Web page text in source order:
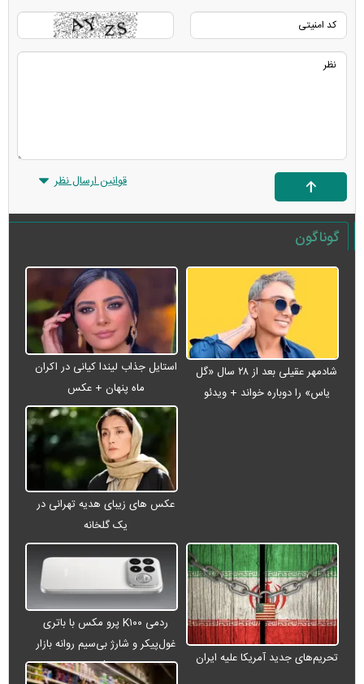
قوانین ارسال نظر
گوناگون
شادمهر عقیلی بعد از ۲۸ سال «گل
یاس» را دوباره خواند + ویدئو
استایل جذاب لیندا کیانی در اکران
ماه پنهان + عکس
عکس های زیبای هدیه تهرانی در
یک گلخانه
تحریم‌های جدید آمریکا علیه ایران
ردمی K۱۰۰ پرو مکس با باتری
غول‌پیکر و شارژ بی‌سیم روانه بازار
می‌شود